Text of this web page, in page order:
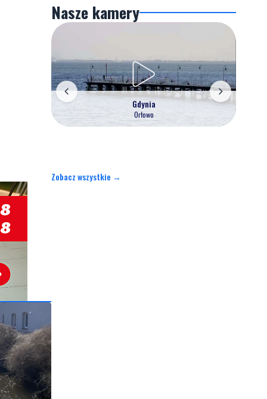
Nasze kamery
Gdynia
Orłowo
Zobacz wszystkie →